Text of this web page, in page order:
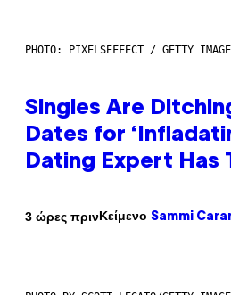
PHOTO: PIXELSEFFECT / GETTY
Singles Are
Dates for
Dating Expert Has
3 ώρες πρινΚείμενο Sammi